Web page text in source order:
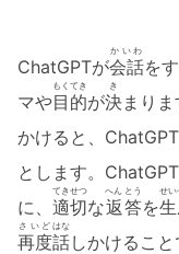
ChatGPTが会話
かいわ
を
マや目的
もくてき
が決
き
まりま
かけると、
とします。ChatGPT
に、 適切
てきせつ
な返答
へん とう
を
せい
再度
さいど
話
はな
しかけるこ